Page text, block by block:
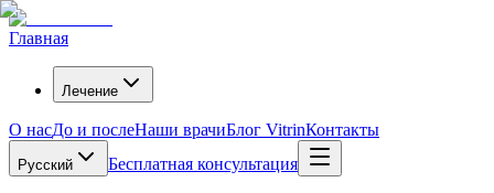
Главная
Лечение
О насДо и послеНаши врачиБлог VitrinКонтакты
Русский Бесплатная консультация